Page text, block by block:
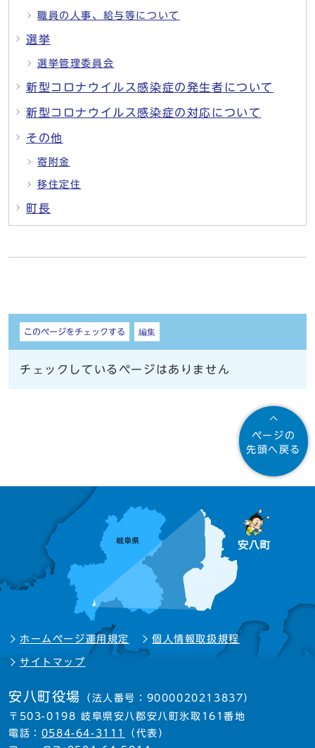
職員の人事、給与等について
選挙
選挙管理委員会
新型コロナウイルス感染症の発生者について
新型コロナウイルス感染症の対応について
その他
寄附金
移住定住
町長
しおり
このページをチェックする 編集
チェックしているページはありません
ページの
先頭へ戻る
ホームページ運用規定 個人情報取扱規程
サイトマップ
安八町役場 （法人番号：9000020213837）
〒503-0198 岐阜県安八郡安八町氷取161番地
電話： 0584-64-3111
（代表）